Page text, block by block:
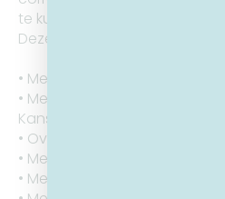
te kunnen organiseren en
Deze correspondentie kan zijn:
• Met uzelf
• Met uw (kandidaat-
Kanszoekende jongere
• Over kanszoekende jongeren
• Met partner verenigingen
• Met onze derde partijen en